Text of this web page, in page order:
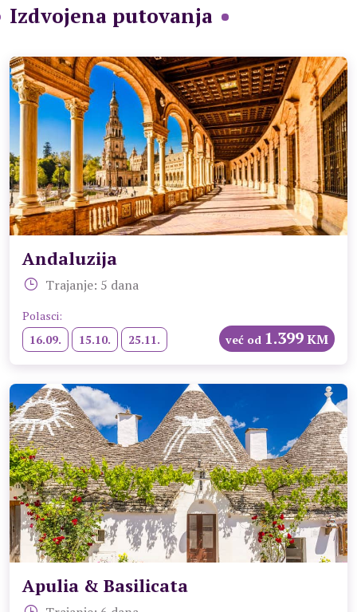
Izdvojena putovanja
Andaluzija
Trajanje: 5 dana
Polasci:
16.09.
15.10. 25.11. već od 1.399KM
Apulia & Basilicata